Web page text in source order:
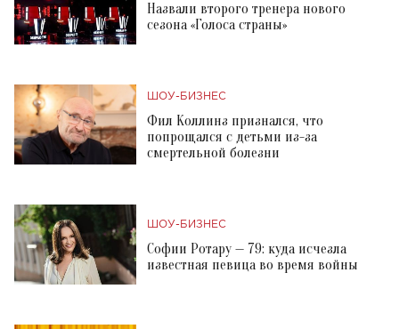
Назвали второго тренера нового
сезона «Голоса страны»
ШОУ-БИЗНЕС
Фил Коллинз признался, что
попрощался с детьми из-за
смертельной болезни
ШОУ-БИЗНЕС
Софии Ротару — 79: куда исчезла
известная певица во время войны